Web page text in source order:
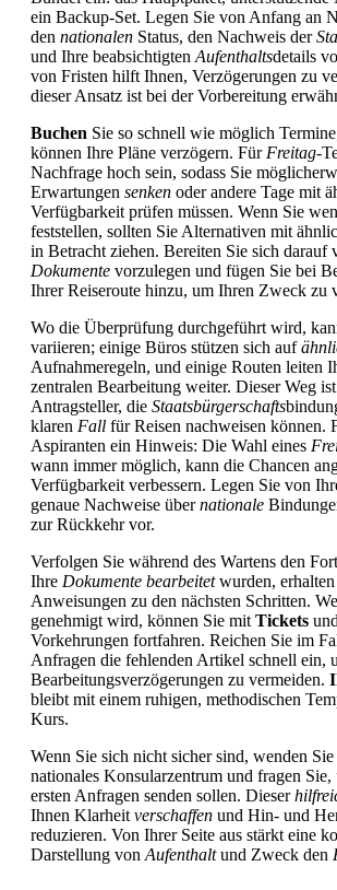
ein Backup-Set. Legen Sie von Anfang an
den nationalen Status, den Nachweis der
und Ihre beabsichtigten Aufenthaltsdetails
von Fristen hilft Ihnen, Verzögerungen zu
dieser Ansatz ist bei der Vorbereitung
Buchen Sie so schnell wie möglich
können Ihre Pläne verzögern. Für Freitag-
Nachfrage hoch sein, sodass Sie
Erwartungen senken oder andere Tage mit
Verfügbarkeit prüfen müssen. Wenn Sie
feststellen, sollten Sie Alternativen mit
in Betracht ziehen. Bereiten Sie sich darauf
Dokumente vorzulegen und fügen Sie bei
Ihrer Reiseroute hinzu, um Ihren Zweck zu
Wo die Überprüfung durchgeführt wird,
variieren; einige Büros stützen sich auf
Aufnahmeregeln, und einige Routen leiten
zentralen Bearbeitung weiter. Dieser Weg ist
Antragsteller, die Staatsbürgerschafts
klaren Fall für Reisen nachweisen können.
Aspiranten ein Hinweis: Die Wahl eines
wann immer möglich, kann die Chancen
Verfügbarkeit verbessern. Legen Sie von
genaue Nachweise übernationale
zur Rückkehr vor.
Verfolgen Sie während des Wartens den
Ihre Dokumente bearbeitetwurden, erhalten
Anweisungen zu den nächsten Schritten.
genehmigt wird, können Sie mit Tickets
Vorkehrungen fortfahren. Reichen Sie im
Anfragen die fehlenden Artikel schnell ein,
Bearbeitungsverzögerungen zu vermeiden.
bleibt mit einem ruhigen, methodischen
Kurs.
Wenn Sie sich nicht sicher sind, wenden Sie
nationales Konsularzentrum und fragen Sie,
ersten Anfragen senden sollen. Dieser
Ihnen Klarheit verschaffen und Hin- und
reduzieren. Von Ihrer Seite aus stärkt eine
Darstellung von Aufenthaltund Zweck den